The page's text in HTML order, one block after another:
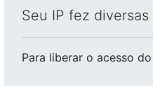
Seu IP fez
Para liberar o acesso